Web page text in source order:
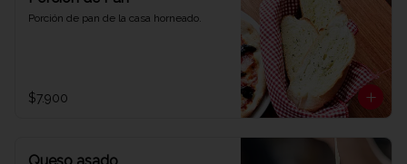
Porción de pan de la casa horneado.
$7.900